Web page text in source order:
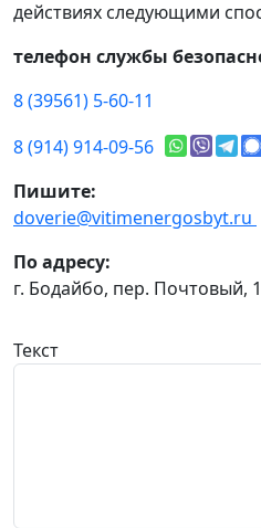
действиях следующими
телефон службы
8 (39561) 5-60-11
8 (914) 914-09-56
Пишите:
doverie@vitimenergosbyt.ru
По адресу:
г. Бодайбо, пер. Почтовый,
Текст